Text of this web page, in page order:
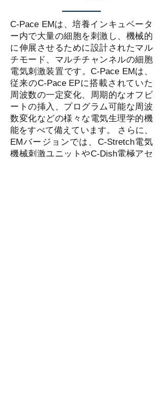
C-Pace EMは、培養インキュベータ
ー内で大量の細胞を刺激し、機械的
に伸展させるために設計されたマル
チモード、マルチチャンネルの細胞
電気刺激装置です。C-Pace EMは、
従来のC-Pace EPに搭載されていた
周波数の一定変化、周期的なオフビ
ートの挿入、プログラム可能な周波
数変化などの様々な電気生理学的機
能をすべて備えています。 さらに、
EMバージョンでは、C-Stretch電気
機械刺激ユニットやC-Dish電極アセ